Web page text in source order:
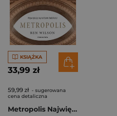
KSIĄŻKA
33,99 zł
59,99 zł - sugerowana
cena detaliczna
Metropolis Największy wynalazek ludzkości